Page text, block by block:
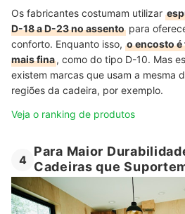
Os fabricantes costumam utilizar
D-18 a D-23 no assento para
conforto. Enquanto isso, o encosto
mais fina, como do tipo D-10. Mas
existem marcas que usam a mesma
regiões da cadeira, por exemplo.
Veja o ranking de produtos
4
Para Maior
Cadeiras que